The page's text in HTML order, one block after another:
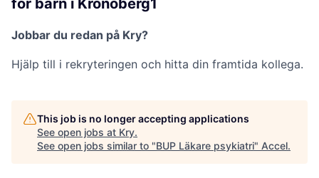
Jobbar du redan på Kry?
Hjälp till i rekryteringen och hitta din framtida kollega.
This job is no longer accepting applications
See open jobs at Kry.
See open jobs similar to "BUP Läkare psykiatri" Accel.